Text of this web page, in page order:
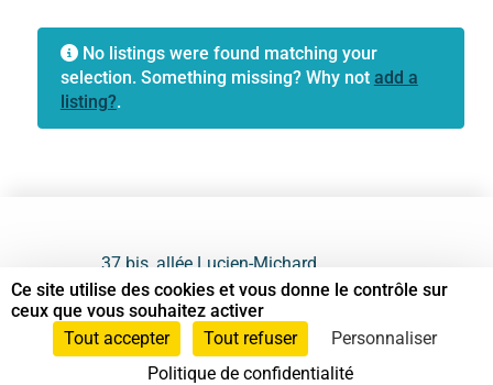
No listings were found matching your
selection. Something missing? Why not add a
listing?.
37 bis, allée Lucien-Michard
93190 Livry-Gargan
06 61 87 28 09
Ce site utilise des cookies et vous donne le contrôle sur
ceux que vous souhaitez activer
Tout accepter
Tout refuser
Personnaliser
Politique de confidentialité